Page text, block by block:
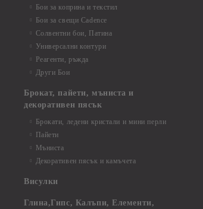
Бои за коприна и текстил
Бои за свещи Cadence
Солвентни бои, Патина
Универсални контури
Реагенти, ръжда
Други Бои
Брокат, пайети, мъниста и
декоративен пясък
Брокати, ледени кристали и мини перли
Пайети
Мъниста
Декоративен пясък и камъчета
Висулки
Глина,Гипс, Калъпи, Елементи,